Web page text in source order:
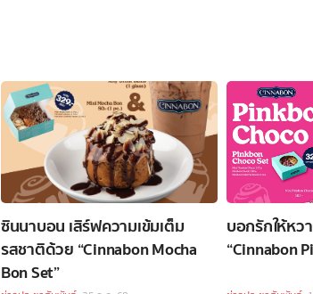
ซินนาบอน เสิร์ฟความเข้มเต็ม
รสชาติด้วย “Cinnabon Mocha
Bon Set”
บอกรักให้หว
“Cinnabon